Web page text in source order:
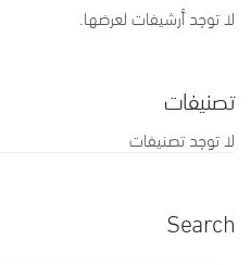
لا توجد أرشيفات لعرضها.
تصنيفات
لا توجد تصنيفات
Search